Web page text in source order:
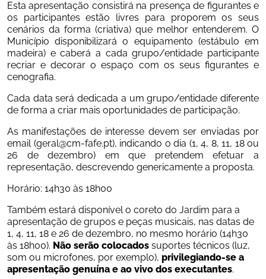
Esta apresentação consistirá na presença de figurantes e
os participantes estão livres para proporem os seus
cenários da forma (criativa) que melhor entenderem. O
Município disponibilizará o equipamento (estábulo em
madeira) e caberá a cada grupo/entidade participante
recriar e decorar o espaço com os seus figurantes e
cenografia.
Cada data será dedicada a um grupo/entidade diferente
de forma a criar mais oportunidades de participação.
As manifestações de interesse devem ser enviadas por
email (geral@cm-fafe.pt), indicando o dia (1, 4, 8, 11, 18 ou
26 de dezembro) em que pretendem efetuar a
representação, descrevendo genericamente a proposta.
Horário: 14h30 às 18h00
Também estará disponível o coreto do Jardim para a
apresentação de grupos e peças musicais, nas datas de
1, 4, 11, 18 e 26 de dezembro, no mesmo horário (14h30
às 18h00). Não serão colocados suportes técnicos (luz,
som ou microfones, por exemplo), privilegiando-se a
apresentação genuína e ao vivo dos executantes.